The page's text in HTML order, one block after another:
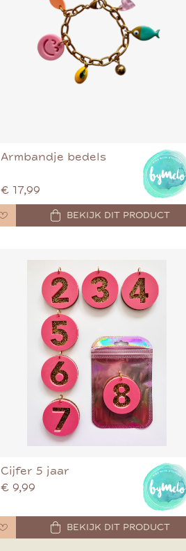
Armbandje bedels
€ 17,99
BEKIJK DIT PRODUCT
Cijfer 5 jaar
€ 9,99
BEKIJK DIT PRODUCT